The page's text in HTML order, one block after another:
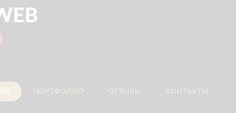
ПОРТФОЛИО ОТЗЫВЫ КОНТАКТЫ